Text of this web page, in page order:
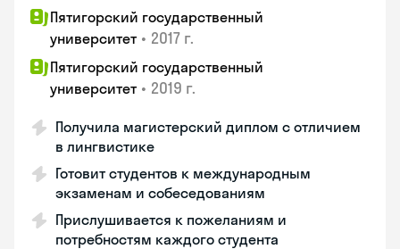
Пятигорский государственный
университет • 2017 г.
Пятигорский государственный
университет • 2019 г.
Получила магистерский диплом с отличием
в лингвистике
Готовит студентов к международным
экзаменам и собеседованиям
Прислушивается к пожеланиям и
потребностям каждого студента